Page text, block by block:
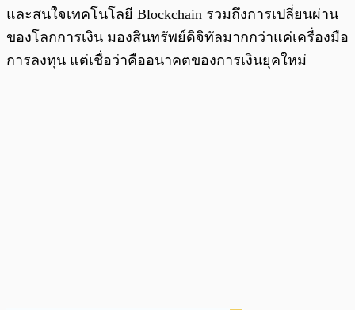
และสนใจเทคโนโลยี Blockchain รวมถึงการเปลี่ยนผ่าน
ของโลกการเงิน มองสินทรัพย์ดิจิทัลมากกว่าแค่เครื่องมือ
การลงทุน แต่เชื่อว่าคืออนาคตของการเงินยุคใหม่